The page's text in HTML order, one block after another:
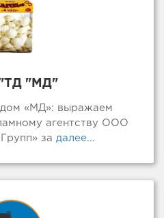
"МД"
«МД»: выражаем
агентству ООО
за далее...